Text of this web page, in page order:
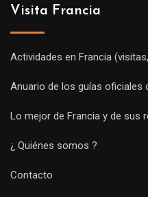
Visita Francia
Actividades en Francia
Anuario de los guías oficiales
Lo mejor de Francia y de sus
¿ Quiénes somos ?
Contacto